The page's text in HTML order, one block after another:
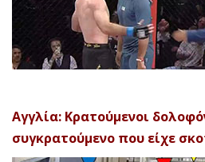
Αγγλία: Κρατούμενοι
συγκρατούμενο που είχε